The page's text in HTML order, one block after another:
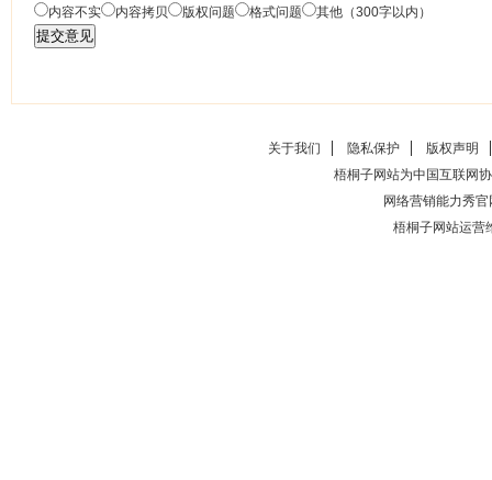
内容不实 内容拷贝 版权问题 格式问题 其他（300字以内）
关于我们 隐私保护
版权声明
梧桐子网站为中国互联网
网络营销能力秀官
梧桐子网站运营